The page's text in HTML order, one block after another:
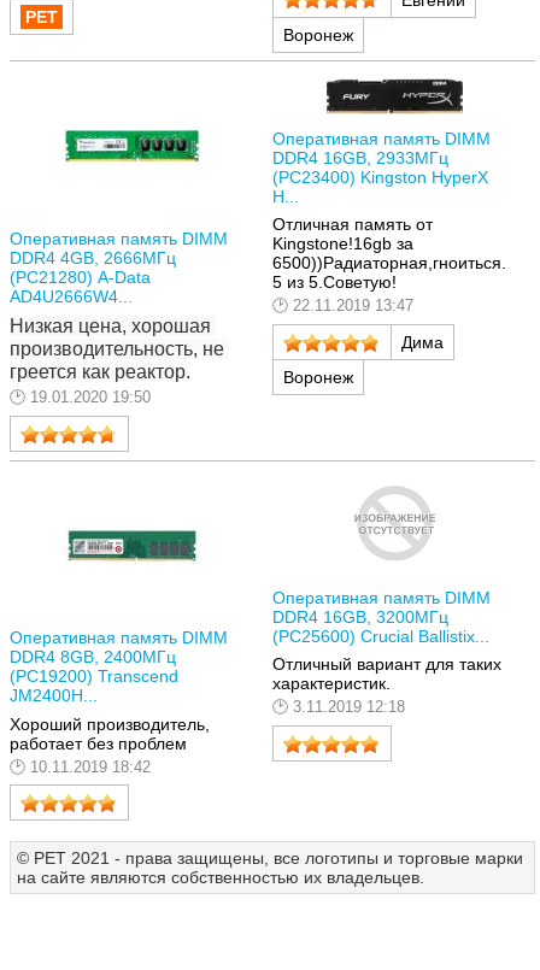
Воронеж
Оперативная память DIMM
DDR4 4GB, 2666МГц
(PC21280) A-Data
AD4U2666W4...
Низкая цена, хорошая
производительность, не
греется как реактор.
19.01.2020 19:50
Оперативная память DIMM
DDR4 16GB, 2933МГц
(PC23400) Kingston HyperX
H...
Отличная память от
Kingstone!16gb за
6500))Радиаторная,гноиться.
5 из 5.Советую!
22.11.2019 13:47
Дима
Воронеж
Оперативная память DIMM
DDR4 8GB, 2400МГц
(PC19200) Transcend
JM2400H...
Хороший производитель,
работает без проблем
10.11.2019 18:42
Оперативная память DIMM
DDR4 16GB, 3200МГц
(PC25600) Crucial Ballistix...
Отличный вариант для таких
характеристик.
3.11.2019 12:18
© РЕТ 2021 - права защищены, все логотипы и торговые марки
на сайте являются собственностью их владельцев.